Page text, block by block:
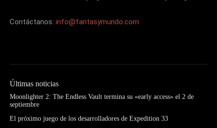
Contáctanos: info@fantasymundo.com
Últimas noticias
Moonlighter 2: The Endless Vault termina su «early access» el 2 de
septiembre
El próximo juego de los desarrolladores de Expedition 33